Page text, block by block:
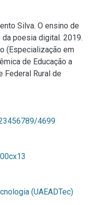
Silva. O ensino de
poesia digital. 2019.
(Especialização em
de Educação a
Federal Rural de
4699
(UAEADTec)